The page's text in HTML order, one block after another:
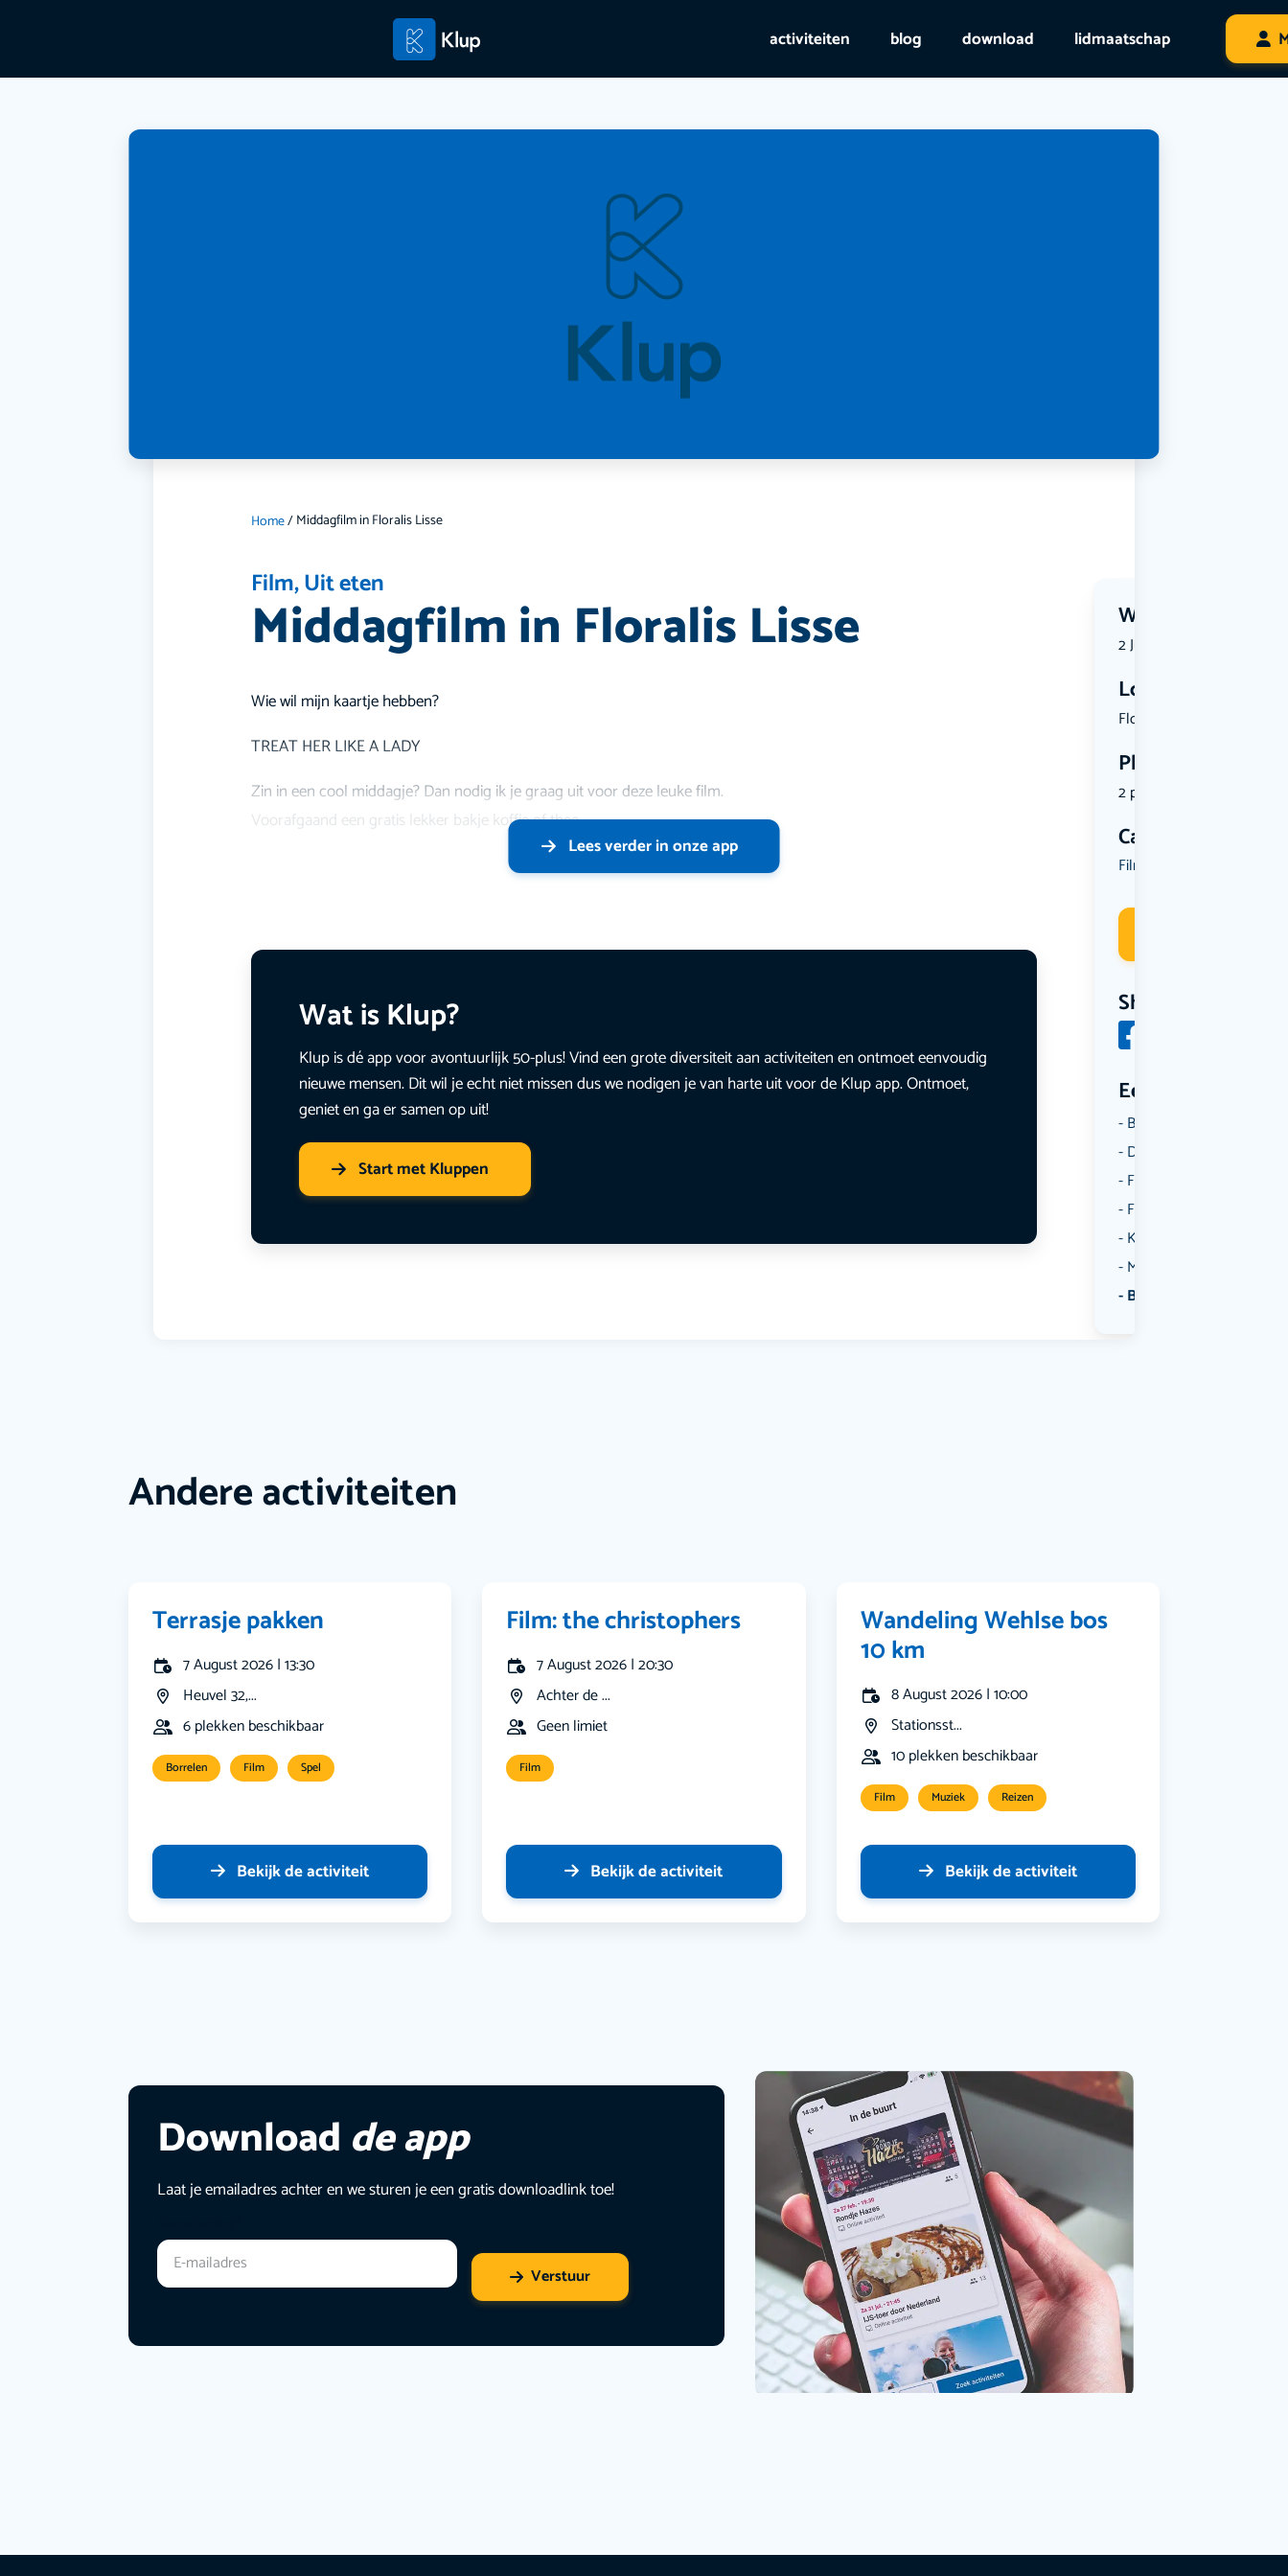
activiteiten blog download lidmaatschap
Home/Middagfilm in Floralis Lisse
Film,Uit eten
Middagfilm in Floralis Lisse Wanneer?
2 July 2026 | 15:00
Locatie
Floralispl...
Plekken
2 plekken beschikbaar
Categorie
Film
Share
Een aantal
Borrelen
Dansen
Fietsen
Film
Kunst & Cultuur
Muziek
Bekijk alle categorieën
Wie wil mijn kaartje hebben?
TREAT HER LIKE A LADY
Zin in een cool middagje? Dan nodig ik je graag uit voor deze leuke film.
Voorafgaand een gratis lekker bakje koffie of thee
Lees verder in onze app
Wat is Klup?
Klup is dé app voor avontuurlijk 50-plus! Vind een grote diversiteit aan activiteiten en ontmoet eenvoudig
nieuwe mensen. Dit wil je echt niet missen dus we nodigen je van harte uit voor de Klup app. Ontmoet,
geniet en ga er samen op uit!
Start met Kluppen
Andere activiteiten
Terrasje pakken
7 August 2026 | 13:30
Heuvel 32,...
6 plekken beschikbaar
Borrelen Film Spel
Bekijk de activiteit
Film: the christophers
7 August 2026 | 20:30
Achter de ...
Geen limiet
Film
Bekijk de activiteit
Wandeling Wehlse bos
10 km
8 August 2026 | 10:00
Stationsst...
10 plekken beschikbaar
Film Muziek Reizen
Bekijk de activiteit
Download de app
Laat je emailadres achter en we sturen je een gratis downloadlink toe!
Verstuur